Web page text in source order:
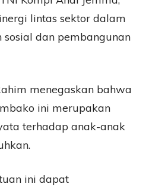
lintas sektor dalam
dan pembangunan
menegaskan bahwa
ini merupakan
terhadap anak-anak
ini dapat